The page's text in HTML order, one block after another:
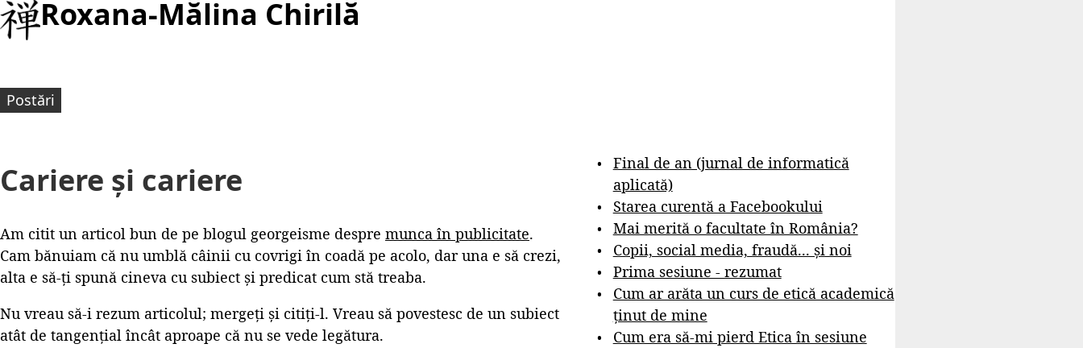
Roxana-Mălina Chirilă
Postări
Cariere și cariere
Am citit un articol bun de pe blogul georgeisme despre munca în publicitate.
Cam bănuiam că nu umblă câinii cu covrigi în coadă pe acolo, dar una e să crezi,
alta e să-ți spună cineva cu subiect și predicat cum stă treaba.
Nu vreau să-i rezum articolul; mergeți și citiți-l. Vreau să povestesc de un subiect
atât de tangențial încât aproape că nu se vede legătura.
Final de an (jurnal de informatică
aplicată)
Starea curentă a Facebookului
Mai merită o facultate în România?
Copii, social media, fraudă... și noi
Prima sesiune - rezumat
Cum ar arăta un curs de etică academică
ținut de mine
Cum era să-mi pierd Etica în sesiune